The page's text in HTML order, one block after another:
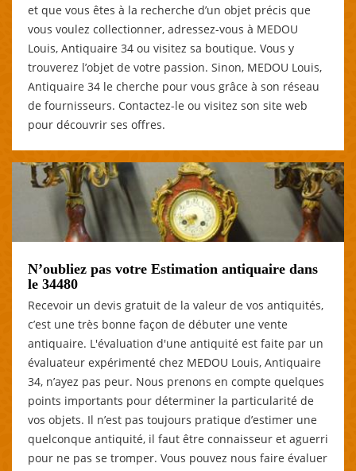
et que vous êtes à la recherche d’un objet précis que
vous voulez collectionner, adressez-vous à MEDOU
Louis, Antiquaire 34 ou visitez sa boutique. Vous y
trouverez l’objet de votre passion. Sinon, MEDOU Louis,
Antiquaire 34 le cherche pour vous grâce à son réseau
de fournisseurs. Contactez-le ou visitez son site web
pour découvrir ses offres.
N’oubliez pas votre Estimation antiquaire dans
le 34480
Recevoir un devis gratuit de la valeur de vos antiquités,
c’est une très bonne façon de débuter une vente
antiquaire. L'évaluation d'une antiquité est faite par un
évaluateur expérimenté chez MEDOU Louis, Antiquaire
34, n’ayez pas peur. Nous prenons en compte quelques
points importants pour déterminer la particularité de
vos objets. Il n’est pas toujours pratique d’estimer une
quelconque antiquité, il faut être connaisseur et aguerri
pour ne pas se tromper. Vous pouvez nous faire évaluer